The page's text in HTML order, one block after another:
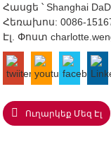
Հասցե ՝ Shanghai
Հեռախոս:0086-
Էլ. Փոստ
Ուղարկեք Մեզ Էլ